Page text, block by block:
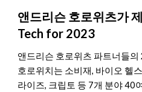
앤드리슨 호로위츠가
Tech for 2023
앤드리슨 호로위츠 파트너들
호로위치는 소비재, 바이오 헬
라이즈, 크립토 등 7개 분야 40